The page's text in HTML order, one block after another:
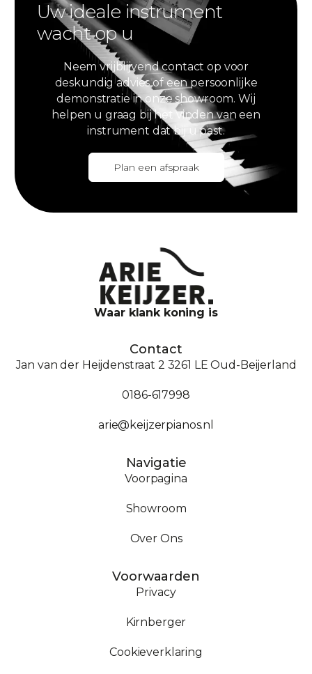
Uw ideale instrument
wacht op u
Neem vrijblijvend contact op voor
deskundig advies of een persoonlijke
demonstratie in onze showroom. Wij
helpen u graag bij het vinden van een
instrument dat bij u past.
Plan een afspraak
Waar klank koning is
Contact
Jan van der Heijdenstraat 2 3261 LE Oud-Beijerland
0186-617998
arie@keijzerpianos.nl
Navigatie
Voorpagina
Showroom
Over Ons
Voorwaarden
Privacy
Kirnberger
Cookieverklaring